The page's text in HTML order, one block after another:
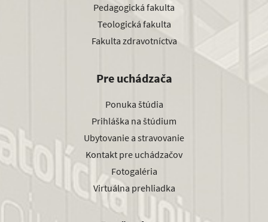
Pedagogická fakulta
Teologická fakulta
Fakulta zdravotníctva
Pre uchádzača
Ponuka štúdia
Prihláška na štúdium
Ubytovanie a stravovanie
Kontakt pre uchádzačov
Fotogaléria
Virtuálna prehliadka